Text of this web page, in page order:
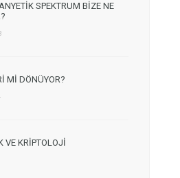
SPEKTRUM BİZE NE
Mİ DÖNÜYOR?
VE KRİPTOLOJİ